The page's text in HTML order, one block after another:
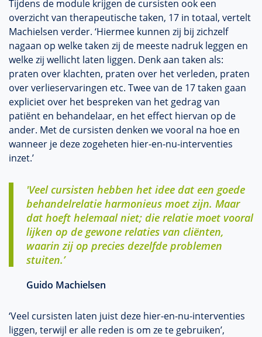
Tijdens de module krijgen de cursisten ook een
overzicht van therapeutische taken, 17 in totaal, vertelt
Machielsen verder. ‘Hiermee kunnen zij bij zichzelf
nagaan op welke taken zij de meeste nadruk leggen en
welke zij wellicht laten liggen. Denk aan taken als:
praten over klachten, praten over het verleden, praten
over verlieservaringen etc. Twee van de 17 taken gaan
expliciet over het bespreken van het gedrag van
patiënt en behandelaar, en het effect hiervan op de
ander. Met de cursisten denken we vooral na hoe en
wanneer je deze zogeheten hier-en-nu-interventies
inzet.’
'Veel cursisten hebben het idee dat een goede
behandelrelatie harmonieus moet zijn. Maar
dat hoeft helemaal niet; die relatie moet vooral
lijken op de gewone relaties van cliënten,
waarin zij op precies dezelfde problemen
stuiten.’
Guido Machielsen
‘Veel cursisten laten juist deze hier-en-nu-interventies
liggen, terwijl er alle reden is om ze te gebruiken’,